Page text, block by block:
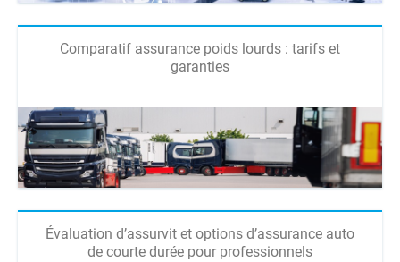
Comparatif assurance poids lourds : tarifs et
garanties
Évaluation d’assurvit et options d’assurance auto
de courte durée pour professionnels